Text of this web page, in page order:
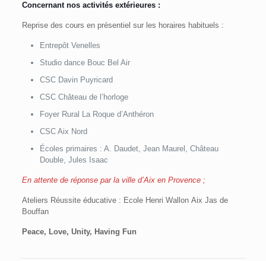
Concernant nos activités extérieures :
Reprise des cours en présentiel sur les horaires habituels :
Entrepôt Venelles
Studio dance Bouc Bel Air
CSC Davin Puyricard
CSC Château de l’horloge
Foyer Rural La Roque d’Anthéron
CSC Aix Nord
Écoles primaires : A. Daudet, Jean Maurel, Château
Double, Jules Isaac
En attente de réponse par la ville d’Aix en Provence ;
Ateliers Réussite éducative : Ecole Henri Wallon Aix Jas de
Bouffan
Peace, Love, Unity, Having Fun